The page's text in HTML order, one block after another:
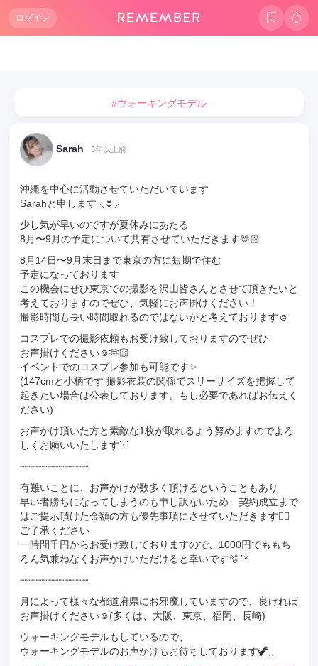
ログイン
#ウォーキングモデル
Sarah 3年以上前
沖縄を中心に活動させていただいています
Sarahと申します ⸜🌷︎⸝
少し気が早いのですが夏休みにあたる
8月〜9月の予定について共有させていただきます🫶🏻
8月14日〜9月末日まで東京の方に短期で住む
予定になっております
この機会にぜひ東京での撮影を沢山皆さんとさせて頂きたいと
考えておりますのでぜひ、気軽にお声掛けください！
撮影時間も長い時間取れるのではないかと考えております☺️
コスプレでの撮影依頼もお受け致しておりますのでぜひ
お声掛けください☺️🫶🏻
イベントでのコスプレ参加も可能です✨
(147cmと小柄です 撮影衣装の関係でスリーサイズを把握して
起きたい場合は公表しております。もし必要であればお伝えく
ださい)
お声かけ頂いた方と素敵な1枚が取れるよう努めますのでよろ
しくお願いいたします˙ᵕ˙
┈┈┈┈┈┈┈┈┈┈┈┈
有難いことに、お声かけが数多く頂けるということもあり
早い者勝ちになってしまうのも申し訳ないため、契約成立まで
はご提示頂けた金額の方も優先事項にさせていただきます🙇‍♀️
ご了承ください
一時間千円からお受け致しておりますので、1000円でももち
ろん気兼ねなくお声かけいただけると幸いです🫧 ͛.*
┈┈┈┈┈┈┈┈┈┈┈┈
月によって様々な都道府県にお邪魔していますので、良ければ
お声掛けください☺️(多くは、大阪、東京、福岡、長崎)
ウォーキングモデルもしているので、
ウォーキングモデルのお声かけもお待ちしております🦖⸒⸒